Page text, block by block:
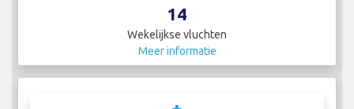
14
Wekelijkse vluchten
Meer informatie